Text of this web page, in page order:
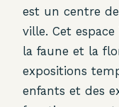
est un centre
ville. Cet
la faune et la
expositions
enfants et des